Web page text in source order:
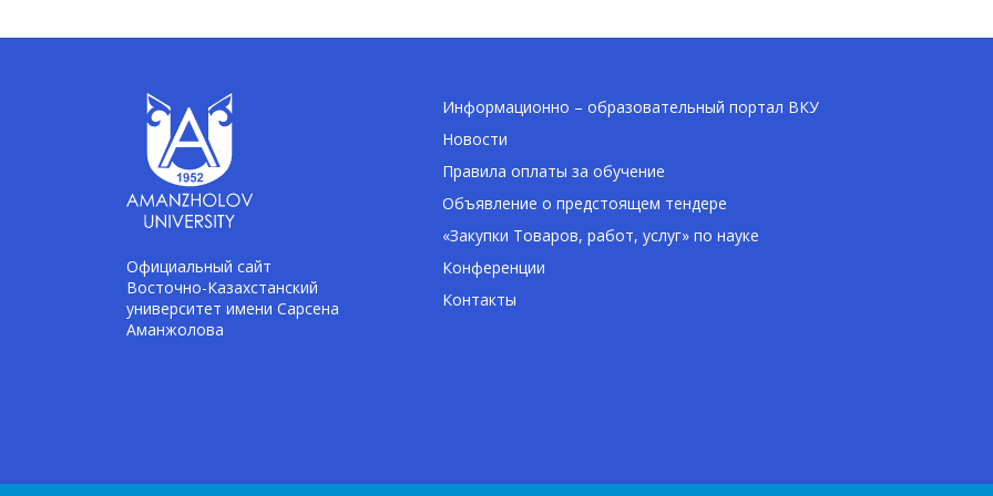
Официальный сайт
Восточно-Казахстанский
университет имени Сарсена
Аманжолова
Информационно – образовательный портал ВКУ
Новости
Правила оплаты за обучение
Объявление о предстоящем тендере
«Закупки Товаров, работ, услуг» по науке
Конференции
Контакты